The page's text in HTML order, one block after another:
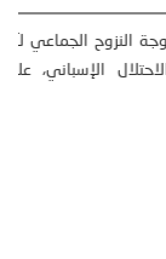
” المتطرفة”،